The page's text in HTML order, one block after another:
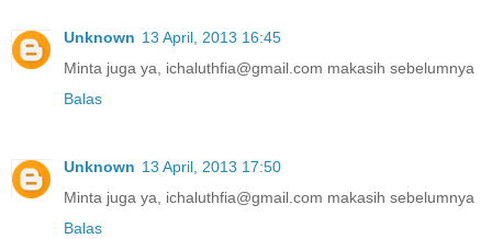
Unknown 13 April, 2013 16:45
Minta juga ya, ichaluthfia@gmail.com makasih sebelumnya
Balas
Unknown 13 April, 2013 17:50
Minta juga ya, ichaluthfia@gmail.com makasih sebelumnya
Balas